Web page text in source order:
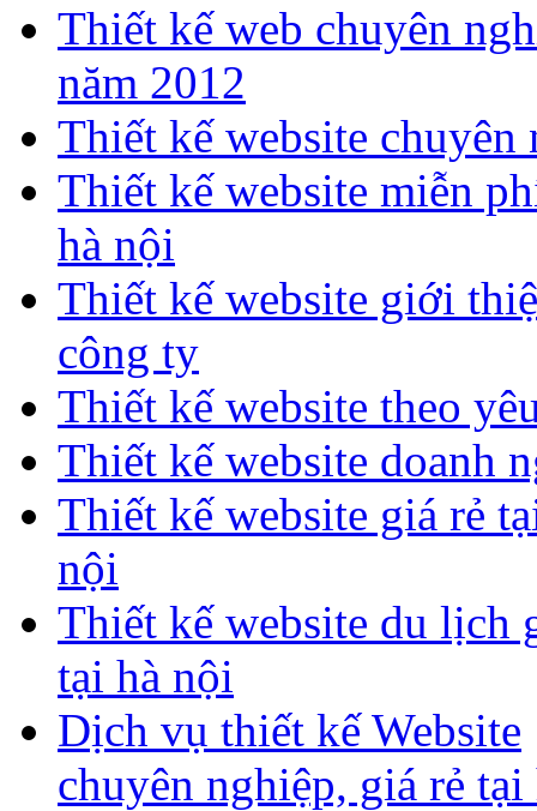
Thiết kế web chuyên
năm 2012
Thiết kế website chuyên
Thiết kế website miễn
hà nội
Thiết kế website giới
công ty
Thiết kế website theo
Thiết kế website doanh
Thiết kế website giá rẻ
nội
Thiết kế website du lịch
tại hà nội
Dịch vụ thiết kế Website
chuyên nghiệp, giá rẻ